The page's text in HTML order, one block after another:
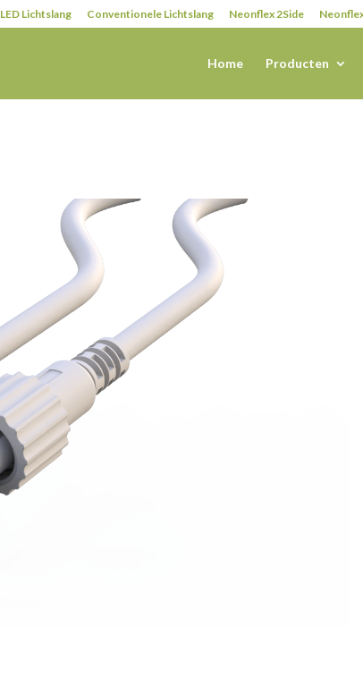
LED Lichtslang Conventionele Lichtslang Neonflex 2Side
Home Producten